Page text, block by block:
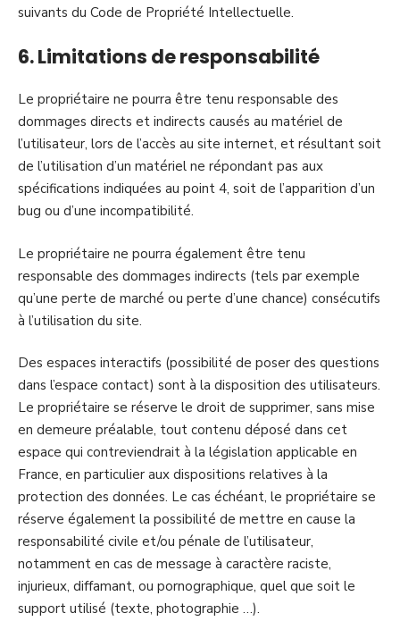
suivants du Code de Propriété Intellectuelle.
6. Limitations de responsabilité
Le propriétaire ne pourra être tenu responsable des
dommages directs et indirects causés au matériel de
l’utilisateur, lors de l’accès au site internet, et résultant soit
de l’utilisation d’un matériel ne répondant pas aux
spécifications indiquées au point 4, soit de l’apparition d’un
bug ou d’une incompatibilité.
Le propriétaire ne pourra également être tenu
responsable des dommages indirects (tels par exemple
qu’une perte de marché ou perte d’une chance) consécutifs
à l’utilisation du site.
Des espaces interactifs (possibilité de poser des questions
dans l’espace contact) sont à la disposition des utilisateurs.
Le propriétaire se réserve le droit de supprimer, sans mise
en demeure préalable, tout contenu déposé dans cet
espace qui contreviendrait à la législation applicable en
France, en particulier aux dispositions relatives à la
protection des données. Le cas échéant, le propriétaire se
réserve également la possibilité de mettre en cause la
responsabilité civile et/ou pénale de l’utilisateur,
notamment en cas de message à caractère raciste,
injurieux, diffamant, ou pornographique, quel que soit le
support utilisé (texte, photographie …).